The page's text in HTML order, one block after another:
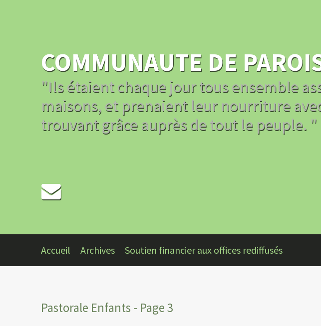
COMMUNAUTE DE
"Ils étaient chaque jour tous ensemble
maisons, et prenaient leur nourriture
trouvant grâce auprès de tout le peuple. "
Accueil Archives Soutien financier aux offices rediffusés
Pastorale Enfants - Page 3